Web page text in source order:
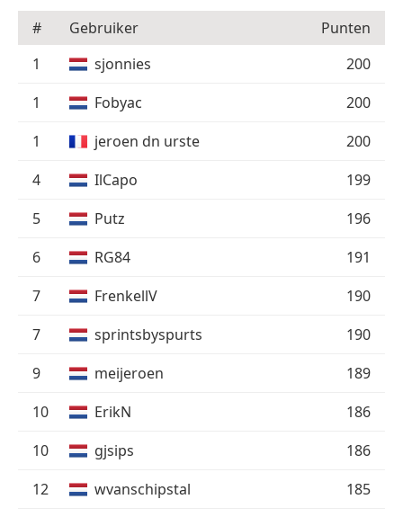
#
Gebruiker
Punten
1
sjonnies
200
1
Fobyac
200
1
jeroen dn urste
200
4
IlCapo
199
5
Putz
196
6
RG84
191
7
FrenkellV
190
7
sprintsbyspurts
190
9
meijeroen
189
10
ErikN
186
10
gjsips
186
12
wvanschipstal
185